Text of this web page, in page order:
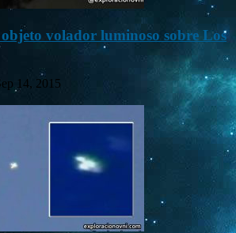
volador luminoso sobre Los
14, 2015